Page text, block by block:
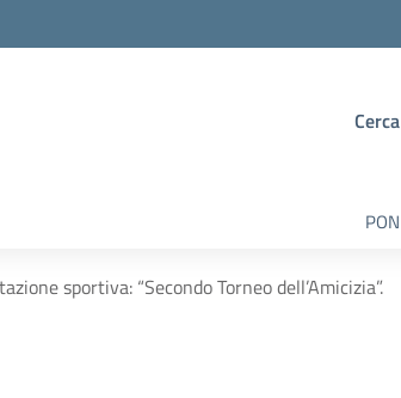
Cerca
PON
sportiva: “Secondo Torneo dell’Amicizia”.